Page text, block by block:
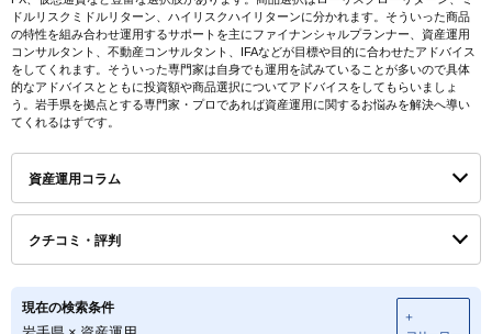
ドルリスクミドルリターン、ハイリスクハイリターンに分かれます。そういった商品
の特性を組み合わせ運用するサポートを主にファイナンシャルプランナー、資産運用
コンサルタント、不動産コンサルタント、IFAなどが目標や目的に合わせたアドバイス
をしてくれます。そういった専門家は自身でも運用を試みていることが多いので具体
的なアドバイスとともに投資額や商品選択についてアドバイスをしてもらいましょ
う。岩手県を拠点とする専門家・プロであれば資産運用に関するお悩みを解決へ導い
てくれるはずです。
資産運用コラム
クチコミ・評判
現在の検索条件
＋